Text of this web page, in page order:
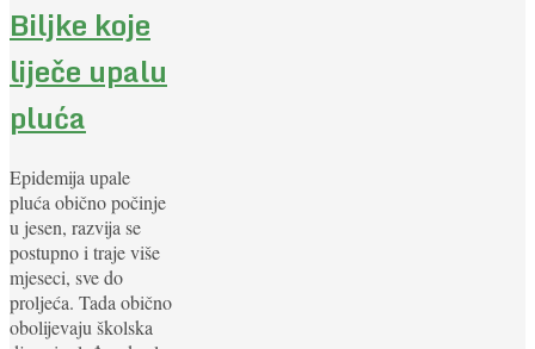
Biljke koje
liječe upalu
pluća
Epidemija upale
pluća obično počinje
u jesen, razvija se
postupno i traje više
mjeseci, sve do
proljeća. Tada obično
obolijevaju školska